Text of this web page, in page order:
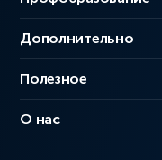
Дополнительно
Полезное
О нас